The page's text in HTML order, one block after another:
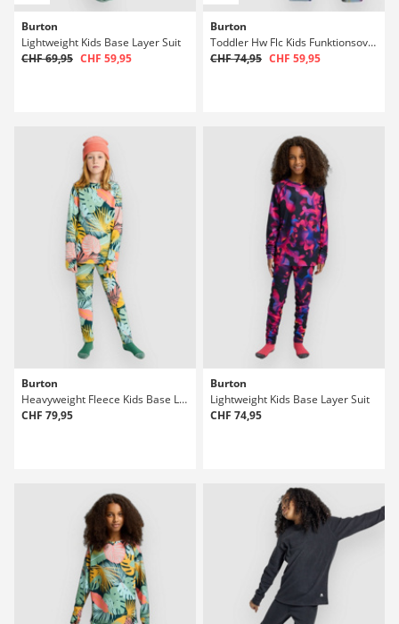
Burton
Lightweight Kids Base Layer Suit
CHF 69,95 CHF 59,95
Burton
Toddler Hw Flc Kids Funktionsoverall
CHF 74,95 CHF 59,95
Burton
Heavyweight Fleece Kids Base Layer Suit
CHF 79,95
Burton
Lightweight Kids Base Layer Suit
CHF 74,95